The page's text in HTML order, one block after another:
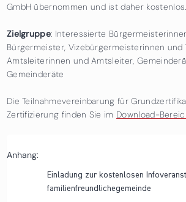
GmbH übernommen und ist daher kostenlos.
Zielgruppe: Interessierte
Bürgermeister, Vizebürgermeisterinnen und
Amtsleiterinnen und Amtsleiter,
Gemeinderäte
Die Teilnahmevereinbarung für
Zertifizierung finden Sie im Download-
Anhang:
Einladung zur kostenlosen
familienfreundlichegemeinde